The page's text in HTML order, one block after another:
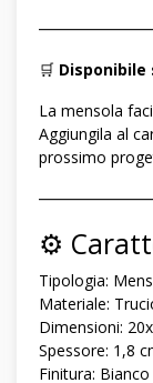
🛒
La mensola
Aggiungila al
prossimo
⚙️
Tipologia:
Materiale:
Dimensioni:
Spessore: 1,8
Finitura: